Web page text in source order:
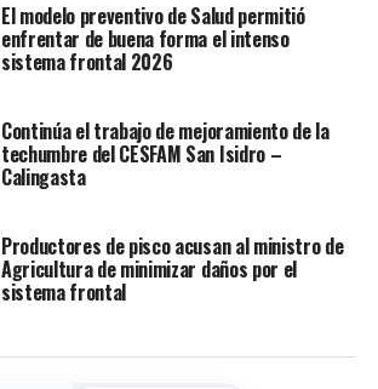
El modelo preventivo de Salud permitió
enfrentar de buena forma el intenso
sistema frontal 2026
Continúa el trabajo de mejoramiento de la
techumbre del CESFAM San Isidro –
Calingasta
Productores de pisco acusan al ministro de
Agricultura de minimizar daños por el
sistema frontal